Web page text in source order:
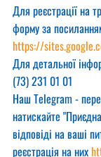
Для реєстрації на
форму за
https://
Для детальної
(73) 231 01 01
Наш Telegram -
натискайте
відповіді на ваші
реєстрація на них